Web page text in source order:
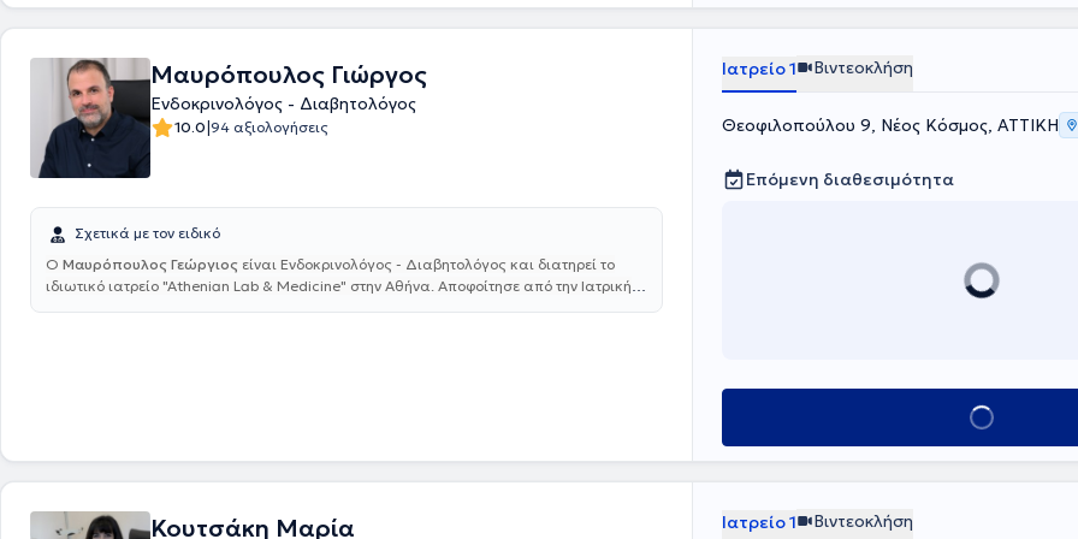
Νοσοκομείου "Έλενα Βενιζέλου". Τέλος, είναι μέλος του Ιατρικού Συλλόγου Αθηνών,
της Ιατρικής Εταιρείας Αθηνών και της Ελληνικής Ενδοκρινολογικής Εταιρείας.
Μαυρόπουλος Γιώργος
Ενδοκρινολόγος - Διαβητολόγος
10.0|94 αξιολογήσεις
Σχετικά με τον ειδικό
Ο Μαυρόπουλος Γεώργιος είναι Ενδοκρινολόγος - Διαβητολόγος και διατηρεί το
ιδιωτικό ιατρείο "Athenian Lab & Medicine" στην Αθήνα. Αποφοίτησε από την Ιατρική
Διαβήτη στο Sahlgrenska University Hospital, ενώ μετέπειτα διετέλεσε Επιστημονικά
Υπεύθυνος του Κέντρου Δυσφορίας Φύλου και Επιμελητής της Ενδοκρινολογικής
εργάζεται εξ αποστάσεως ως Επιμελητής Α' στην Ενδοκρινολογική Κλινική του
Ιατρείο 1 Βιντεοκλήση
Θεοφιλοπούλου 9, Νέος Κόσμος, ΑΤΤΙΚΗ
Επόμενη διαθεσιμότητα
Κλείσε ραντεβού
Κουτσάκη Μαρία Ιατρείο 1 Βιντεοκλήση